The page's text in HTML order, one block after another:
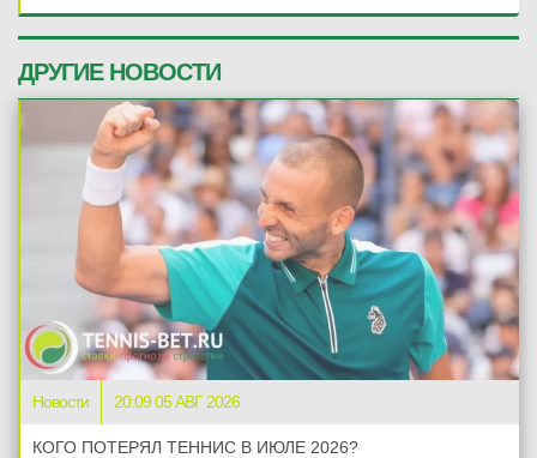
ДРУГИЕ НОВОСТИ
Новости 20:09 05 АВГ 2026
КОГО ПОТЕРЯЛ ТЕННИС В ИЮЛЕ 2026?